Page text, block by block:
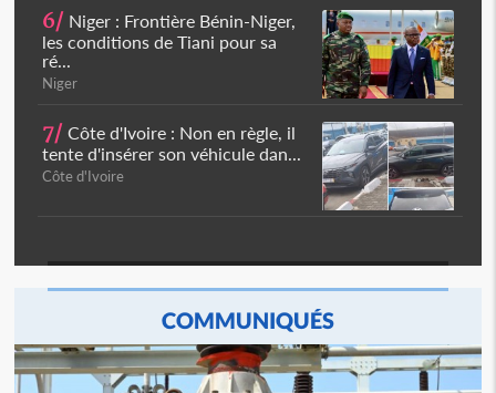
6/ Niger : Frontière Bénin-Niger,
les conditions de Tiani pour sa
ré...
Niger
7/ Côte d'Ivoire : Non en règle, il
tente d'insérer son véhicule dan...
Côte d'Ivoire
COMMUNIQUÉS